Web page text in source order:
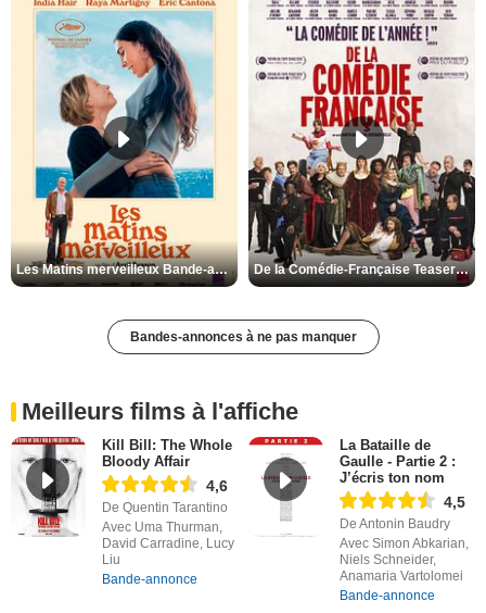
Les Matins merveilleux Bande-annonce VF De la Comédie-Française Teaser VF
Bandes-annonces à ne pas manquer
Meilleurs films à l'affiche
Kill Bill: The Whole
Bloody Affair
4,6
De Quentin Tarantino
Avec Uma Thurman,
David Carradine, Lucy
Liu
Bande-annonce
La Bataille de
Gaulle - Partie 2 :
J’écris ton nom
4,5
De Antonin Baudry
Avec Simon Abkarian,
Niels Schneider,
Anamaria Vartolomei
Bande-annonce